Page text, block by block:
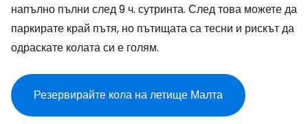
напълно пълни след 9 ч. сутринта. След това можете да
паркирате край пътя, но пътищата са тесни и рискът да
одраскате колата си е голям.
Резервирайте кола на летище Малта